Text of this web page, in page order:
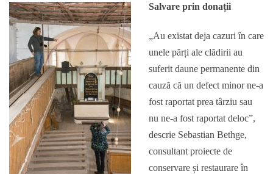
Salvare prin donații
„Au existat deja cazuri în care
unele părți ale clădirii au
suferit daune permanente din
cauză că un defect minor ne-a
fost raportat prea târziu sau
nu ne-a fost raportat deloc”,
descrie Sebastian Bethge,
consultant proiecte de
conservare și restaurare în